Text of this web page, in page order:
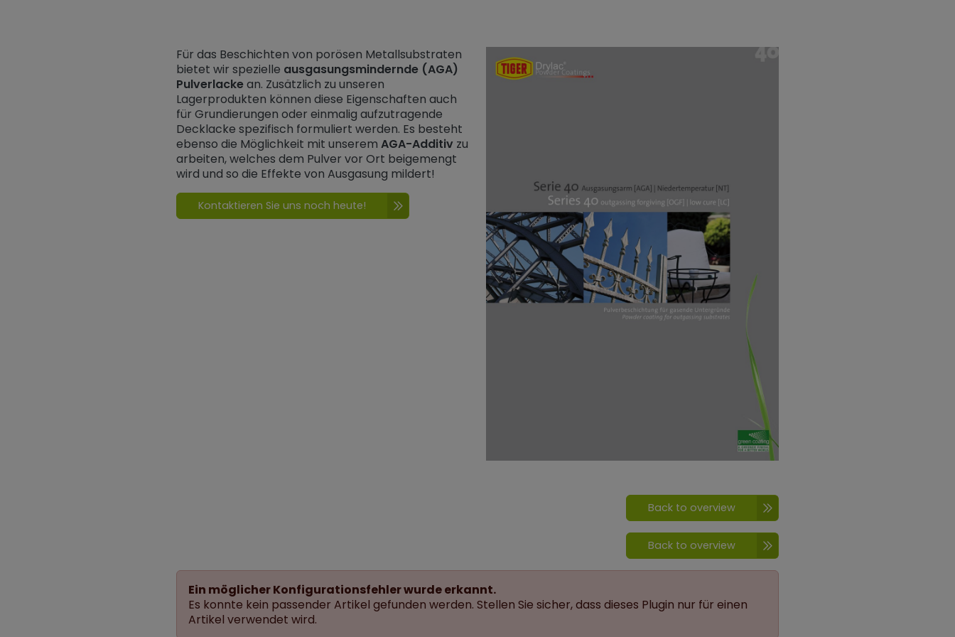
Für das Beschichten von porösen Metallsubstraten
bietet wir spezielle ausgasungsmindernde (AGA)
Pulverlackean. Zusätzlich zu unseren
Lagerprodukten können diese Eigenschaften auch
für Grundierungen oder einmalig aufzutragende
Decklacke spezifisch formuliert werden. Es besteht
ebenso die Möglichkeit mit unserem AGA-Additiv zu
arbeiten, welches dem Pulver vor Ort beigemengt
wird und so die Effekte von Ausgasung mildert!
Kontaktieren Sie uns noch heute!
Back to overview
Back to overview
Ein möglicher Konfigurationsfehler wurde erkannt.
Es konnte kein passender Artikel gefunden werden. Stellen Sie sicher, dass dieses Plugin nur für einen
Artikel verwendet wird.